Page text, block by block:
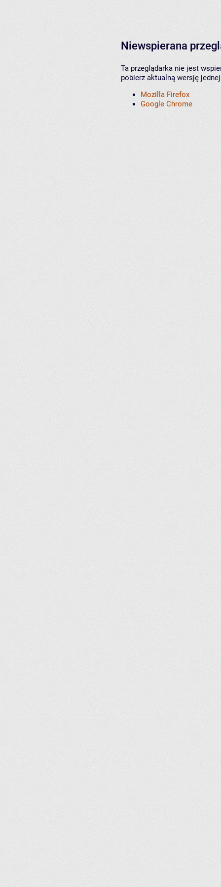
Niewspierana
Ta przeglądarka nie jest
pobierz aktualną wersję
Mozilla Firefox
Google Chrome